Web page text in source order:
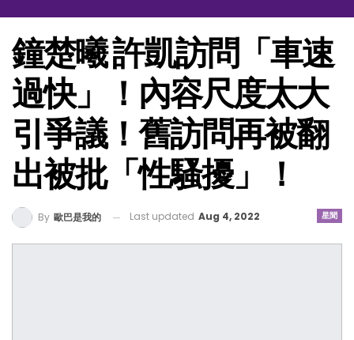
鐘楚曦 許凱訪問「車速
過快」！內容尺度太大
引爭議！舊訪問再被翻
出被批「性騷擾」！
星聞
By 歐巴是我的 Last updated Aug 4, 2022